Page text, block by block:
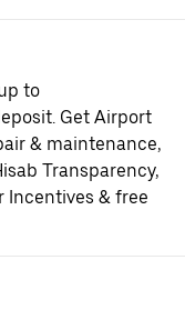
to
Get Airport
& maintenance,
Transparency,
Incentives & free